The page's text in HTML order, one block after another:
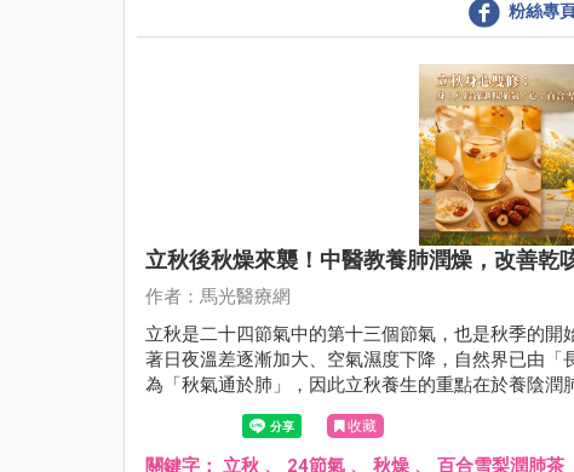
粉絲專
立秋後秋燥來襲！中醫教養肺潤燥，改善乾
作者：馬光醫療網
立秋是二十四節氣中的第十三個節氣，也是秋季的
著日夜溫差逐漸加大、空氣濕度下降，自然界已由
為「秋氣通於肺」，因此立秋養生的重點在於養陰潤
收藏
關鍵字： 立秋 、 24節氣 、 秋燥 、 百合雪梨潤肺茶